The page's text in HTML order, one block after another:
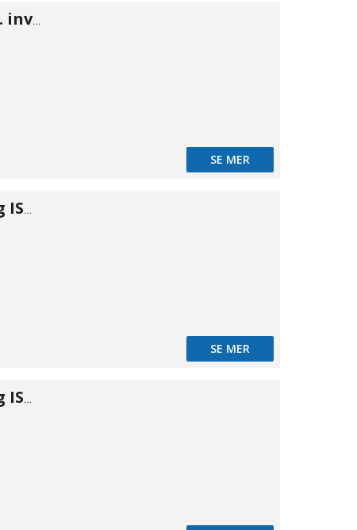
ISO B nippel m. inv gänga 1"
SE MER
Snabbkoppling ISO B m. inv 1/8"
SE MER
Snabbkoppling ISO B m. inv 1/4"